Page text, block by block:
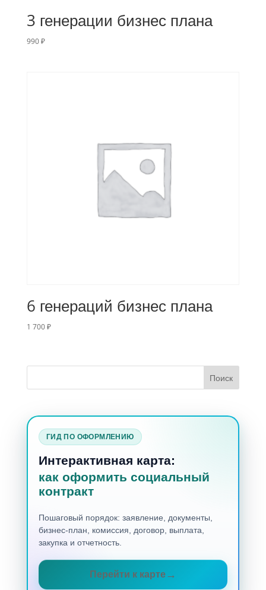
3 генерации бизнес плана
990₽
6 генераций бизнес плана
1 700₽
ГИД ПО ОФОРМЛЕНИЮ
Интерактивная карта:
как оформить социальный
контракт
Пошаговый порядок: заявление, документы,
бизнес-план, комиссия, договор, выплата,
закупка и отчетность.
Перейти к карте